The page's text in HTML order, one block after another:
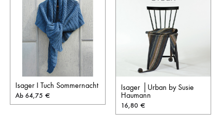
Isager I Tuch Sommernacht
Ab 64,75 €
Isager │Urban by Susie
Haumann
16,80 €